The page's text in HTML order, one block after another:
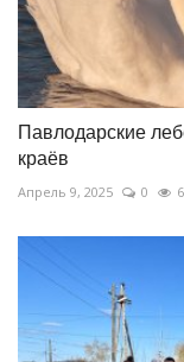
Павлодарские
краёв
Апрель 9, 2025 0